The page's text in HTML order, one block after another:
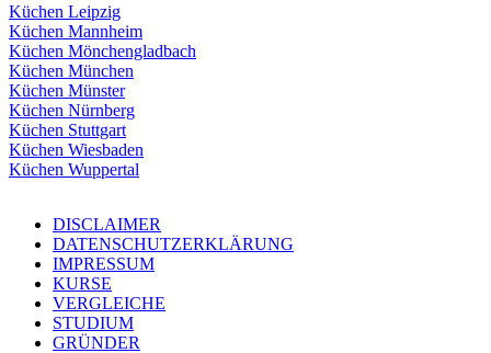
Küchen Leipzig
Küchen Mannheim
Küchen Mönchengladbach
Küchen München
Küchen Münster
Küchen Nürnberg
Küchen Stuttgart
Küchen Wiesbaden
Küchen Wuppertal
DISCLAIMER
DATENSCHUTZERKLÄRUNG
IMPRESSUM
KURSE
VERGLEICHE
STUDIUM
GRÜNDER